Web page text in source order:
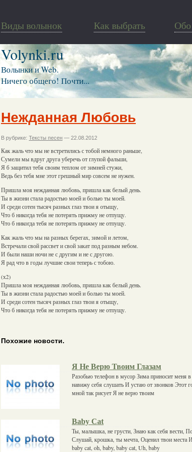
Виды волынок Как выбрать
Volynki.ru
Волынки и Web.
Ничего общего! Почти...
Нежданная Любовь
В рубрике: Тексты песен — 22.08.2012
Как жаль что мы не встретились с тобой немного раньше,
Сумели мы вдруг друга уберечь от глупой фальши,
Я б защитил тебя своим теплом от зимней стужи,
Ведь без тебя мне этот грешный мир совсем не нужен.
Пришла моя нежданная любовь, пришла как белый день.
Ты в жизни стала радостью моей и болью ты моей.
И среди сотен тысяч разных глаз твои я отыщу,
Что б никогда тебя не потерять прижму не отпущу.
Что б никогда тебя не потерять прижму не отпущу.
Как жаль что мы на разных берегах, зимой и летом,
Встречали свой рассвет и свой закат под разным небом.
И были наши ночи не с другим и не с другою.
Я рад что в годы лучшие свои теперь с тобою.
(х2)
Пришла моя нежданная любовь, пришла как белый день.
Ты в жизни стала радостью моей и болью ты моей.
И среди сотен тысяч разных глаз твои я отыщу,
Что б никогда тебя не потерять прижму не отпущу.
Похожие новости.
Я Не Верю Твоим Глазам
Разобью телефон в мусор Зима приносит меня
навижу себя слушать И устаю от звонков Этот
мной так рисует Я не верю твоим
Baby Cat
Ты, малышка, не грусти, Знаю как себя вести,
Слушай, крошка, ты мечта, Оценил твои места И
baby cat, oh, baby, baby cat, Uh, baby